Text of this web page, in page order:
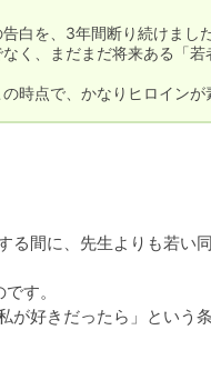
白を、3年間断り続けました
く、まだまだ将来ある「
時点で、かなりヒロインが
間に、先生よりも若い
す。
好きだったら」という